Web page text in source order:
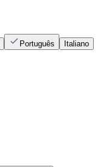
Português
Italiano